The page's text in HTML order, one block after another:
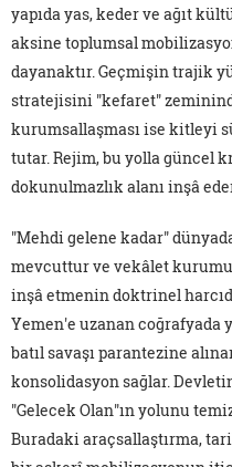
yapıda yas, keder ve ağıt
aksine toplumsal
dayanaktır. Geçmişin trajik
stratejisini "kefaret"
kurumsallaşması ise kitleyi
tutar. Rejim, bu yolla güncel
dokunulmazlık alanı inşâ
"Mehdi gelene kadar"
mevcuttur ve vekâlet
inşâ etmenin doktrinel
Yemen'e uzanan
batıl savaşı parantezine
konsolidasyon sağlar.
"Gelecek Olan"ın yolunu
Buradaki araçsallaştırma,